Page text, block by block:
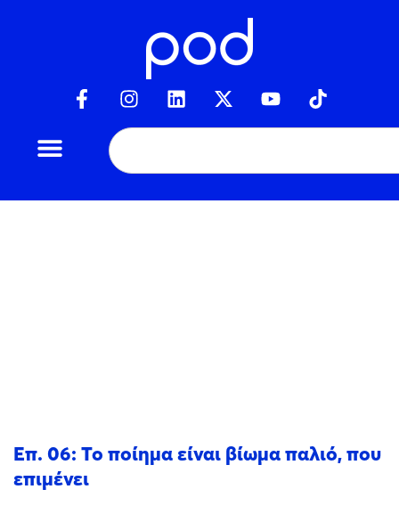
Επ. 06: Το ποίημα είναι βίωμα παλιό, που
επιμένει